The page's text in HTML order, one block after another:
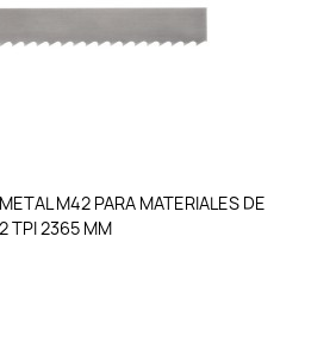
M42 PARA MATERIALES DE
TPI 2365 MM